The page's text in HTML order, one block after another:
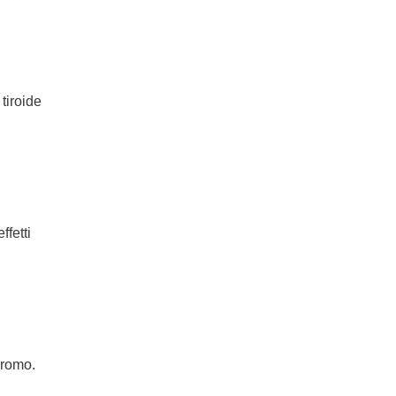
tiroide